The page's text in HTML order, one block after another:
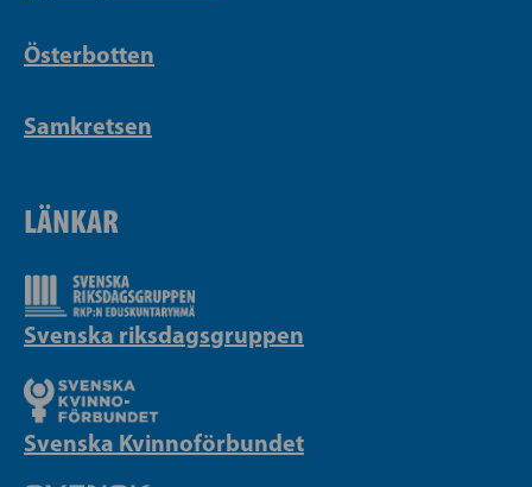
Österbotten
Samkretsen
LÄNKAR
Svenska riksdagsgruppen
Svenska Kvinnoförbundet